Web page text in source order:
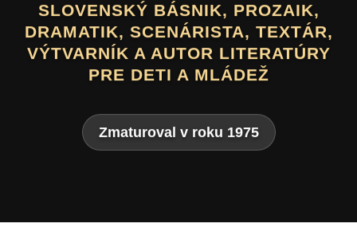
SLOVENSKÝ BÁSNIK, PROZAIK,
DRAMATIK, SCENÁRISTA, TEXTÁR,
VÝTVARNÍK A AUTOR LITERATÚRY
PRE DETI A MLÁDEŽ
Zmaturoval v roku 1975